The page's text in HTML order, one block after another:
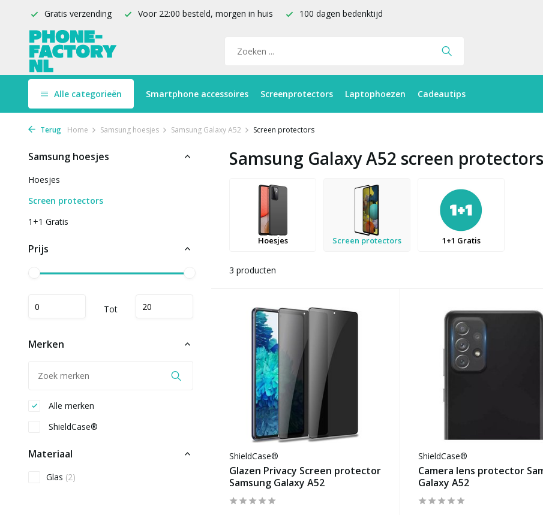
Gratis verzending Voor 22:00 besteld, morgen in huis 100 dagen bedenktijd
Alle categorieën Smartphone accessoires Screenprotectors Laptophoezen Cadeautips
Terug Home Samsung hoesjes Samsung Galaxy A52 Screen protectors
Samsung hoesjes
Hoesjes
Screen protectors
1+1 Gratis
Prijs
Tot
Merken
Alle merken
ShieldCase®
Materiaal
Glas (2)
Samsung Galaxy A52 screen protectors
Hoesjes Screen protectors 1+1 Gratis
3 producten
ShieldCase®
Glazen Privacy Screen protector
Samsung Galaxy A52
ShieldCase®
Camera lens protector
Galaxy A52